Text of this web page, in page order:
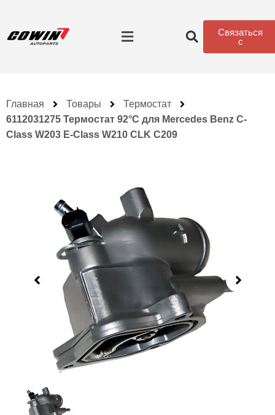
Связаться
с
Главная Товары
Термостат
6112031275 Термостат 92°C для Mercedes Benz C-
Class W203 E-Class W210 CLK C209